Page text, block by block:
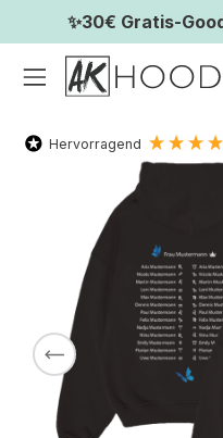
✨30€ Gratis-
Hervorragend